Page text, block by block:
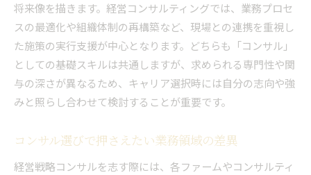
将来像を描きます。経営コンサルティングでは、業務プロセ
スの最適化や組織体制の再構築など、現場との連携を重視し
た施策の実行支援が中心となります。どちらも「コンサル」
としての基礎スキルは共通しますが、求められる専門性や関
与の深さが異なるため、キャリア選択時には自分の志向や強
みと照らし合わせて検討することが重要です。
コンサル選びで押さえたい業務領域の差異
経営戦略コンサルを志す際には、各ファームやコンサルティ